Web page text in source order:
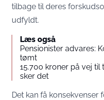
tilbage til deres
udfyldt.
Læs også
Pensionister advares:
tømt
15.700 kroner på vej til
sker det
Det kan få